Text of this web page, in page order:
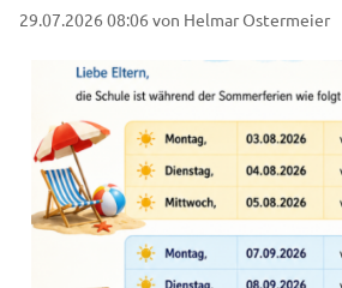
29.07.2026 08:06 von Helmar Ostermeier